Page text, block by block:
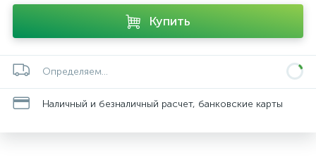
Купить
Определяем...
Наличный и безналичный расчет, банковские карты